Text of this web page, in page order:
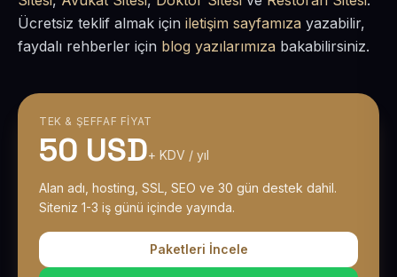
Ücretsiz teklif almak için iletişim sayfamıza yazabilir,
faydalı rehberler için blog yazılarımıza bakabilirsiniz.
TEK & ŞEFFAF FIYAT
50 USD+ KDV / yıl
Alan adı, hosting, SSL, SEO ve 30 gün destek dahil.
Siteniz 1-3 iş günü içinde yayında.
Paketleri İncele